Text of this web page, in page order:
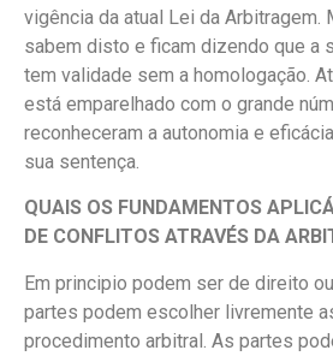
vigência da atual Lei da Arbitragem.
sabem disto e ficam dizendo que a
tem validade sem a homologação.
está emparelhado com o grande
reconheceram a autonomia e
sua sentença.
QUAIS OS FUNDAMENTOS
DE CONFLITOS ATRAVÉS DA
Em principio podem ser de direito
partes podem escolher livremente
procedimento arbitral. As partes